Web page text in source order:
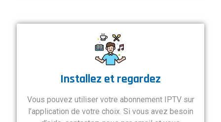
Installez et regardez
Vous pouvez utiliser votre abonnement IPTV sur
l’application de votre choix. Si vous avez besoin